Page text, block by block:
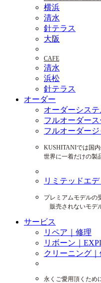
横浜
清水
針テラス
大阪
CAFE
清水
浜松
針テラス
オーダー
オーダーシステ
フルオーダース
フルオーダージ
KUSHITANIでは国
世界に一着だけの製
リミテッ
プレミアムモデルの
販売されないモデ
サービス
リペア｜修理
リボーン｜
クリーニング
永くご愛用頂くため